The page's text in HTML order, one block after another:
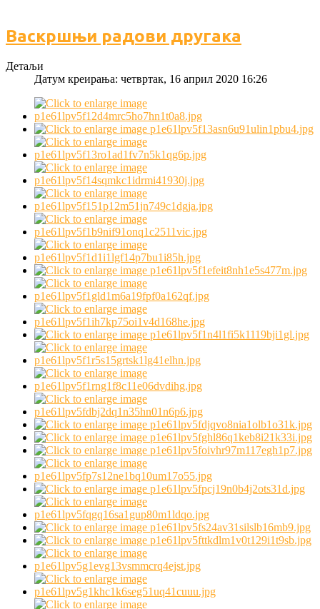
Васкршњи радови другака
Детаљи
Датум креирања: четвртак, 16 април 2020 16:26